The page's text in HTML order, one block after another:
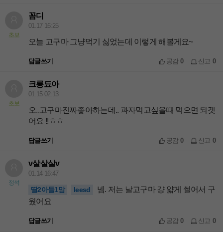
초보
꼼디
01.17 16:25
오늘 고구마 그냥먹기 싫었는데 이렇게 해볼게요~
답글쓰기 공감0 신고 0
초보
크롱됴아
01.15 02:13
오..고구마진짜좋아하는데.. 과자먹고싶을때 먹으면 되겟
어요 !!ㅎㅎ
답글쓰기 공감0 신고 0
정석
v살살살v
01.14 16:47
딸2아들1맘 leesd
넴. 저는 날고구마 걍 얇게 썰어서 구
웠어요
답글쓰기 공감0 신고 0